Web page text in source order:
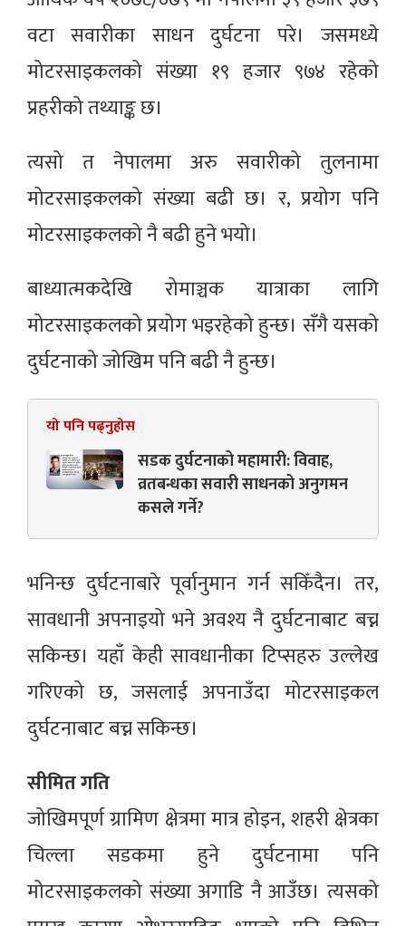
वटा सवारीका साधन दुर्घटना परे। जसमध्ये
मोटरसाइकलको संख्या १९ हजार ९७४ रहेको
प्रहरीको तथ्याङ्क छ।
त्यसो त नेपालमा अरु सवारीको तुलनामा
मोटरसाइकलको संख्या बढी छ। र, प्रयोग पनि
मोटरसाइकलको नै बढी हुने भयो।
बाध्यात्मकदेखि रोमाञ्चक यात्राका लागि
मोटरसाइकलको प्रयोग भइरहेको हुन्छ। सँगै यसको
दुर्घटनाको जोखिम पनि बढी नै हुन्छ।
यो पनि पढ्नुहोस
सडक दुर्घटनाको महामारी: विवाह,
व्रतबन्धका सवारी साधनको अनुगमन
कसले गर्ने?
भनिन्छ दुर्घटनाबारे पूर्वानुमान गर्न सकिँदैन। तर,
सावधानी अपनाइयो भने अवश्य नै दुर्घटनाबाट बच्न
सकिन्छ। यहाँ केही सावधानीका टिप्सहरु उल्लेख
गरिएको छ, जसलाई अपनाउँदा मोटरसाइकल
दुर्घटनाबाट बच्न सकिन्छ।
सीमित गति
जोखिमपूर्ण ग्रामिण क्षेत्रमा मात्र होइन, शहरी क्षेत्रका
चिल्ला सडकमा हुने दुर्घटनामा पनि
मोटरसाइकलको संख्या अगाडि नै आउँछ। त्यसको